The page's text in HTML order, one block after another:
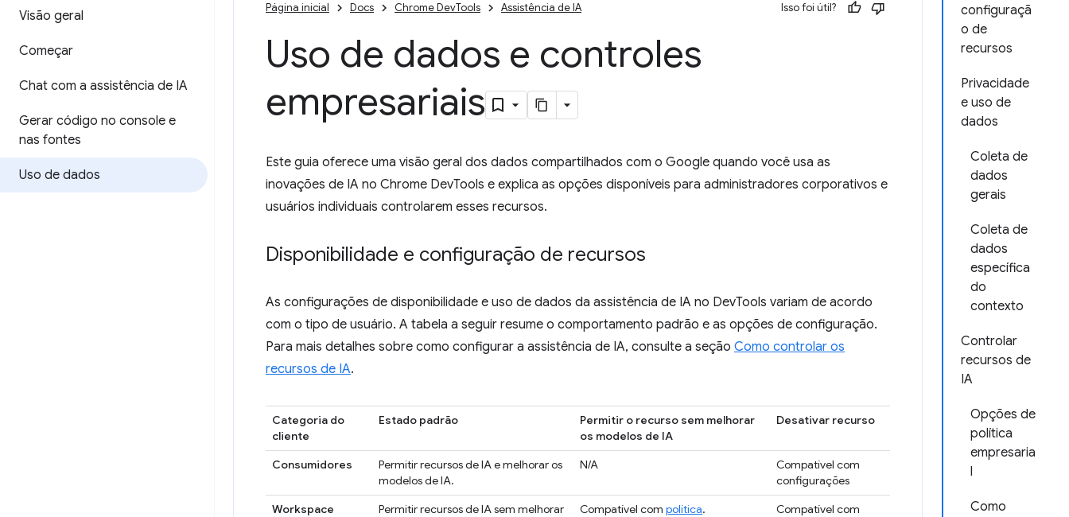
Visão geral
Começar
Chat com a assistência de IA
Gerar código no console e
nas fontes
Uso de dados
configuraçã
o de
recursos
Privacidade
e uso de
dados
Coleta de
dados
gerais
Coleta de
dados
específica
do
contexto
Controlar
recursos de
IA
Opções de
política
empresaria
l
Como
Página inicial Docs Chrome DevTools Assistência de IA Isso foi útil?
Uso de dados e controles
empresariais
Este guia oferece uma visão geral dos dados compartilhados com o Google quando você usa as
inovações de IA no Chrome DevTools e explica as opções disponíveis para administradores corporativos e
usuários individuais controlarem esses recursos.
Disponibilidade e configuração de recursos
As configurações de disponibilidade e uso de dados da assistência de IA no DevTools variam de acordo
com o tipo de usuário. A tabela a seguir resume o comportamento padrão e as opções de configuração.
Para mais detalhes sobre como configurar a assistência de IA, consulte a seção Como controlar os
recursos de IA.
Categoria do
cliente
Estado padrão
Permitir o recurso sem melhorar
os modelos de IA
Desativar recurso
Consumidores
Permitir recursos de IA e melhorar os
modelos de IA.
N/A
Compatível com
configurações
Workspace
Permitir recursos de IA sem melhorar
Compatível com política.
Compatível com